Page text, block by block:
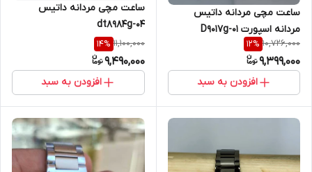
ساعت مچی مردانه داتیس
مردانه اسپورت D9017g-01
10,726,000
12%
9,399,000
افزودن به سبد
ساعت مچی مردانه داتیس
dt8984g-04
11,100,000
14%
9,490,000
افزودن به سبد